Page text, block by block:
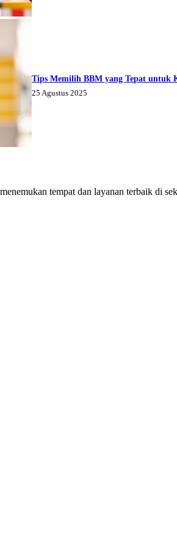
Tips Memilih BBM yang Tepat untuk
25 Agustus 2025
tempat dan layanan terbaik di